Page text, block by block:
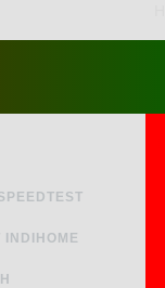
INDIHOME